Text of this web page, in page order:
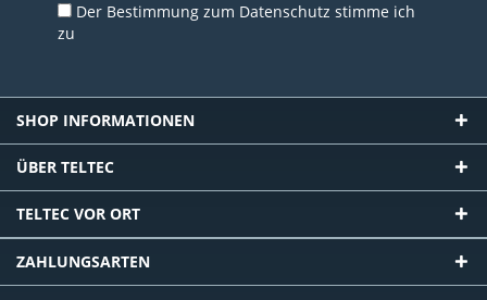
Der Bestimmung zum Datenschutz stimme ich
zu
SHOP INFORMATIONEN
ÜBER TELTEC
TELTEC VOR ORT
ZAHLUNGSARTEN